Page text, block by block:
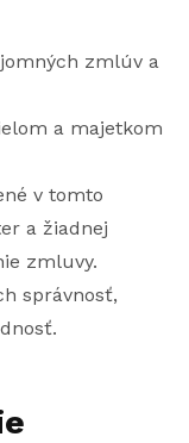
zmlúv a
a majetkom
v tomto
a žiadnej
zmluvy.
správnosť,